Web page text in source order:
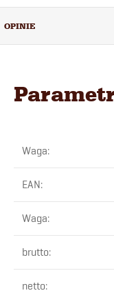
OPINIE
Waga:
EAN:
Waga:
brutto:
netto: